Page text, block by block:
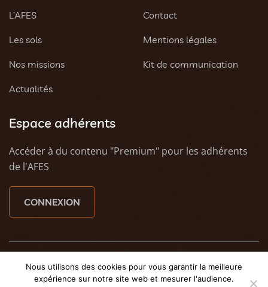
L’AFES
Les sols
Nos missions
Actualités
Contact
Mentions légales
Kit de communication
Espace adhérents
Accéder à du contenu "Premium" pour les adhérents
de l'AFES
CONNEXION
© 2023 AFES - Tous droits réservés - Une créationTony
Oheix : Agence Web CaenetWeezy - Agence web à
Nous utilisons des cookies pour vous garantir la meilleure
expérience sur notre site web et mesurer l'audience.